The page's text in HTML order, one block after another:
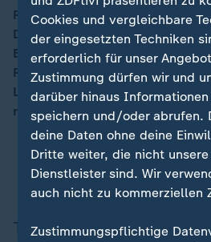
00:16
Regisseurin Ina Weisse zu Gast.
Dating-Burnout; Versteigerung
Behördenfahrzeugen; Israel-
Reise; Eispralinen; Tolkien-Tage;
Leben; Herbert Grönemeyer
reinigen.
Moderation - Florian Weiss
Themen der Sendung
Cookies und vergleichbare
der eingesetzten Techniken
erforderlich für unser
Zustimmung dürfen wir und
darüber hinaus
speichern und/oder abrufen.
deine Daten ohne deine
Dritte weiter, die nicht
Dienstleister sind. Wir
auch nicht zu kommerziellen
Zustimmungspflichtige